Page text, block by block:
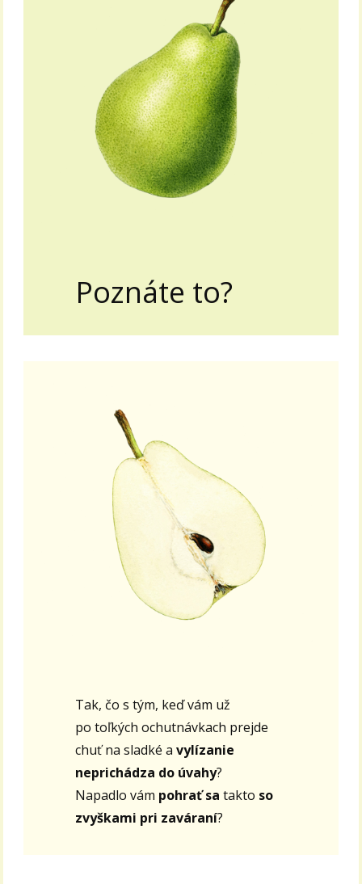
Poznáte to?
Tak, čo s tým, keď vám už
po toľkých ochutnávkach prejde
chuť na sladké a vylízanie
neprichádza do úvahy?
Napadlo vám pohrať sa takto so
zvyškami pri zaváraní?